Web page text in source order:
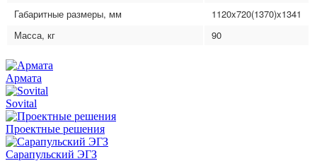
Габаритные размеры, мм
1120x720(1370)x1341
Масса, кг
90
Армата
Sovital
Проектные решения
Сарапульский ЭГЗ